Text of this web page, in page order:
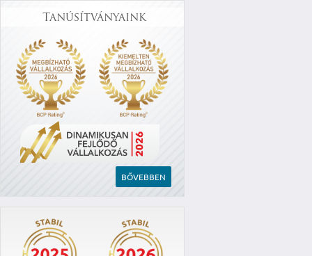
Tanúsítványaink
BŐVEBBEN